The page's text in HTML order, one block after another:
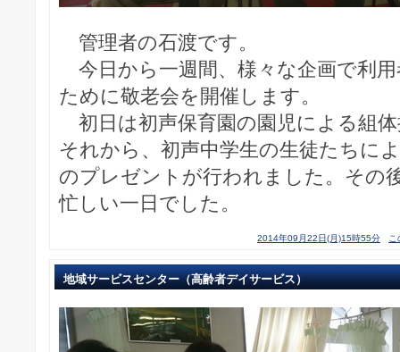
管理者の石渡です。
今日から一週間、様々な企画で利
ために敬老会を開催します。
初日は初声保育園の園児による組
それから、初声中学生の生徒たちに
のプレゼントが行われました。その
忙しい一日でした。
2014年09月22日(月)15時55分
地域サービスセンター（高齢者デイサービス）